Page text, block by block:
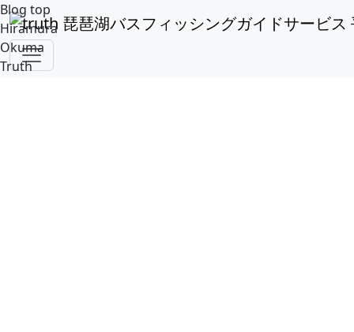
Blog top
Hiramura
Okuma
Truth
アーカイブ：「2014/11」 21 件